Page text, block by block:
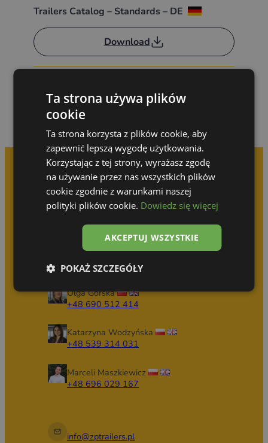
Trailers Catalog – Standards – DE
Download
Book your
free consultation
Olga Górska
+48 690 512 414
Katarzyna Wodzyńska
+48 539 314 031
Marceli Maszkiewicz
+48 696 029 167
info@zptrailers.pl
Ta strona używa plików
cookie
Ta strona korzysta z plików cookie, aby
zapewnić lepszą wygodę użytkowania.
Korzystając z tej strony, wyrażasz zgodę
na używanie przez nas wszystkich plików
cookie zgodnie z warunkami naszej
polityki plików cookie. Dowiedz się więcej
AKCEPTUJ WSZYSTKIE
POKAŻ SZCZEGÓŁY